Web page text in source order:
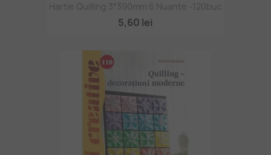
Hartie Quilling 3*390mm 6 Nuante -120buc
5,60 lei